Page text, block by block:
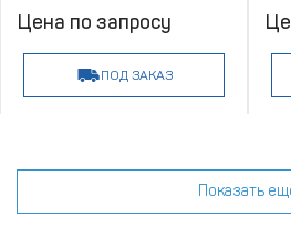
Цена по запросу
ПОД ЗАКАЗ
Показать